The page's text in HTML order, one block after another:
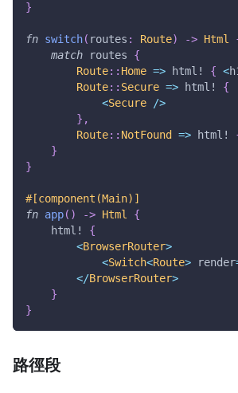
}
fn switch( routes : Route) -> Html
match routes {
Route:: Home => html! { <
Route:: Secure => html!
{
<Secure />
} ,
Route:: NotFound => html!
}
}
#[component(Main)]
fn app( ) -> Html
{
html!
{
<BrowserRouter>
<Switch<Route> render
</BrowserRouter>
}
}
路徑段